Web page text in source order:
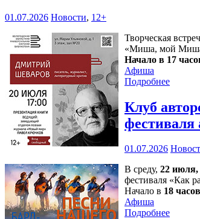
01.07.2026 Новости, 12+
Творческая
«Миша, мой
Начало в 17
Афиша
Подробнее
Клуб
фестиваля
01.07.2026
В среду, 22 июля,
фестиваля «Как
Начало в 18 часов
Афиша
Подробнее